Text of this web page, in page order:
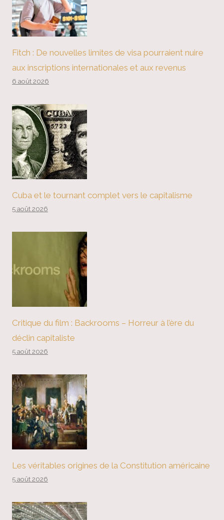
Fitch : De nouvelles limites de visa pourraient nuire
aux inscriptions internationales et aux revenus
6 août 2026
Cuba et le tournant complet vers le capitalisme
5 août 2026
Critique du film : Backrooms – Horreur à l’ère du
déclin capitaliste
5 août 2026
Les véritables origines de la Constitution américaine
5 août 2026